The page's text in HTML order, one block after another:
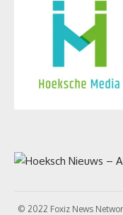
© 2022 Foxiz News